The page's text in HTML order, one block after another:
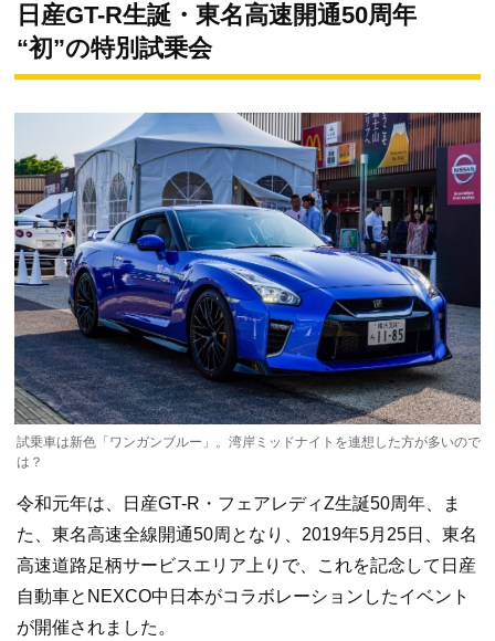
日産GT-R生誕・東名高速開通50周年
“初”の特別試乗会
試乗車は新色「ワンガンブルー」。湾岸ミッドナイトを連想した方が多いので
は？
令和元年は、日産GT-R・フェアレディZ生誕50周年、ま
た、東名高速全線開通50周となり、2019年5月25日、東名
高速道路足柄サービスエリア上りで、これを記念して日産
自動車とNEXCO中日本がコラボレーションしたイベント
が開催されました。